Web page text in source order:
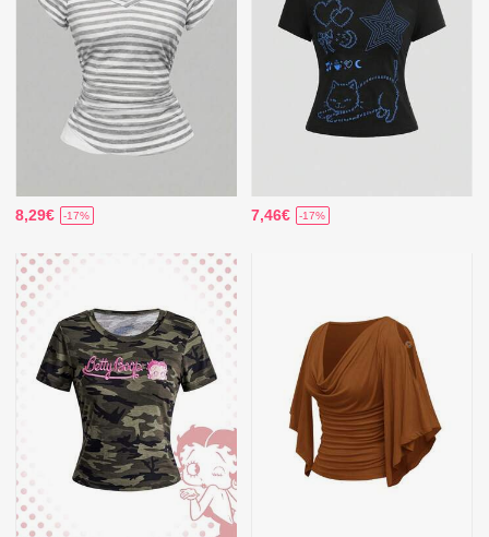
8,29€ -17% 7,46€ -17%